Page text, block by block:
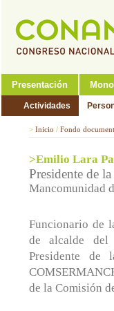
Presentación
Actividades
> Inicio / Fondo
>Emilio Lara
Presidente de
Mancomunidad
Funcionario de
de alcalde del
Presidente de
de la Comisión